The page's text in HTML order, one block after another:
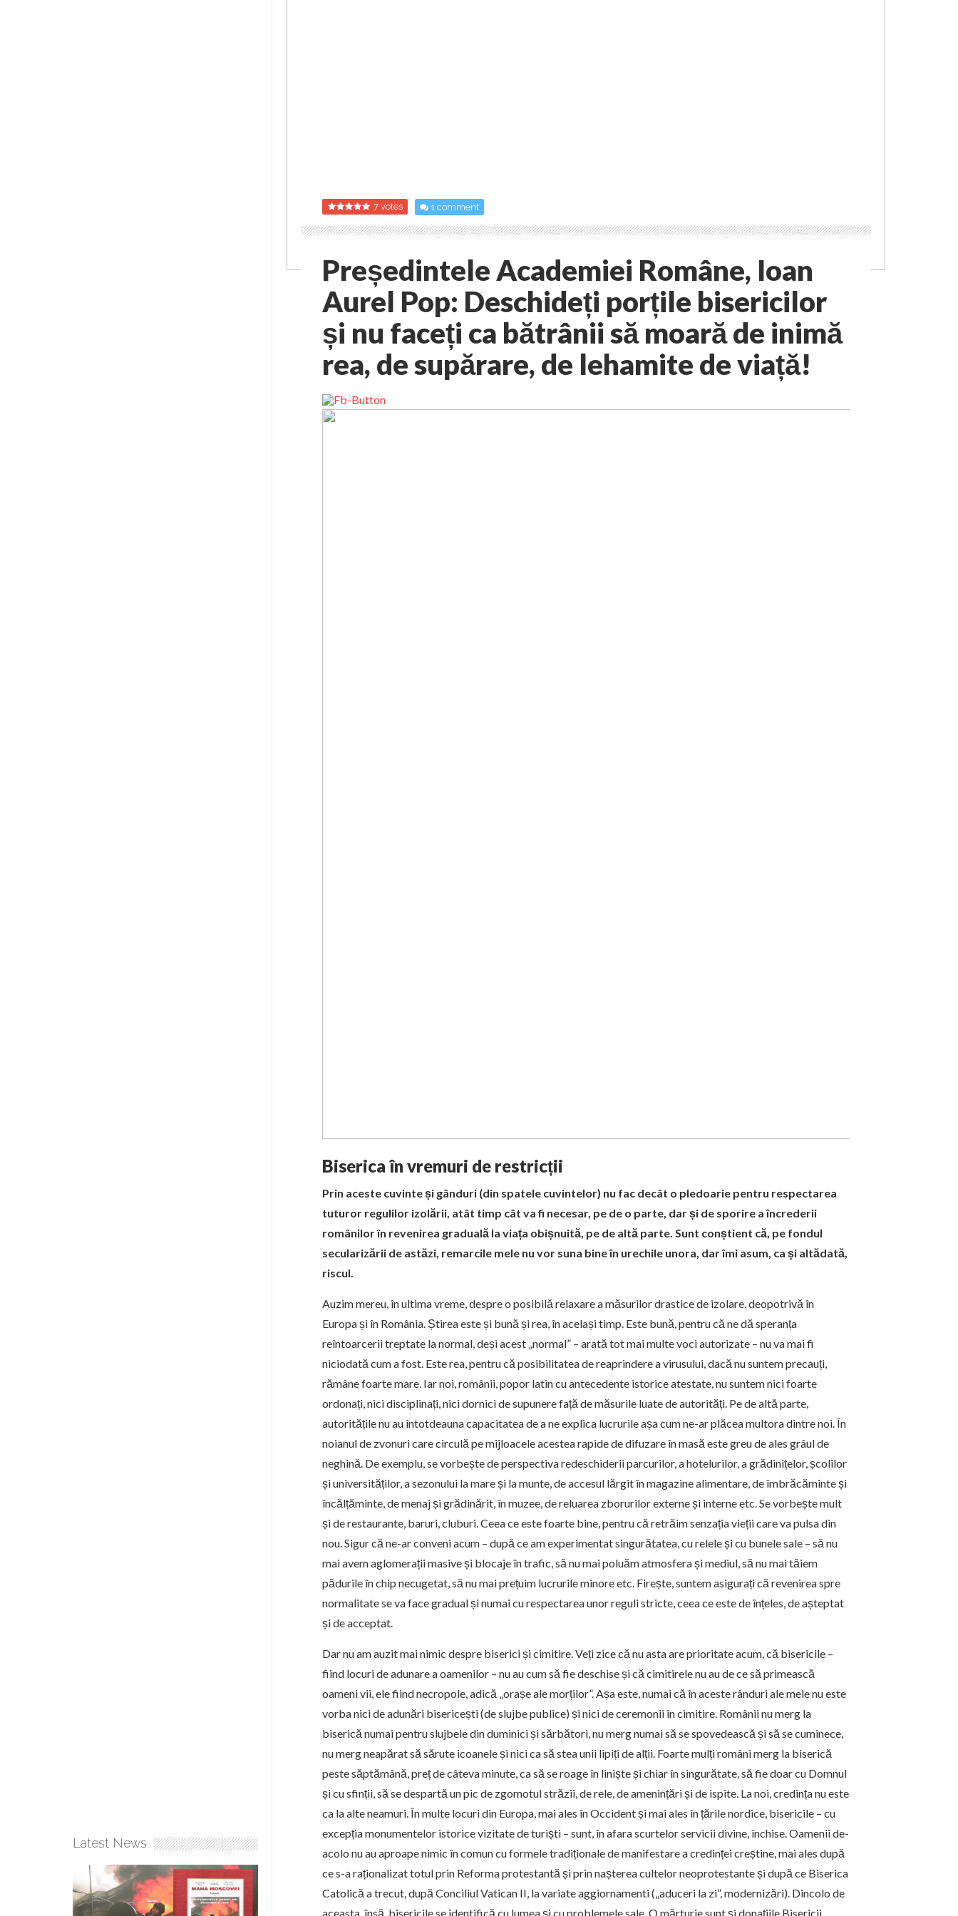
7 votes 1 comment
Președintele Academiei Române, Ioan
Aurel Pop: Deschideți porțile bisericilor
și nu faceți ca bătrânii să moară de inimă
rea, de supărare, de lehamite de viață!
Biserica în vremuri de restricții
Prin aceste cuvinte și gânduri (din spatele cuvintelor) nu fac decât o pledoarie pentru respectarea
tuturor regulilor izolării, atât timp cât va fi necesar, pe de o parte, dar și de sporire a încrederii
românilor în revenirea graduală la viața obișnuită, pe de altă parte. Sunt conștient că, pe fondul
secularizării de astăzi, remarcile mele nu vor suna bine în urechile unora, dar îmi asum, ca și altădată,
riscul.
Auzim mereu, în ultima vreme, despre o posibilă relaxare a măsurilor drastice de izolare, deopotrivă în
Europa și în România. Știrea este și bună și rea, în același timp. Este bună, pentru că ne dă speranța
reîntoarcerii treptate la normal, deși acest „normal” – arată tot mai multe voci autorizate – nu va mai fi
niciodată cum a fost. Este rea, pentru că posibilitatea de reaprindere a virusului, dacă nu suntem precauți,
rămâne foarte mare. Iar noi, românii, popor latin cu antecedente istorice atestate, nu suntem nici foarte
ordonați, nici disciplinați, nici dornici de supunere față de măsurile luate de autorități. Pe de altă parte,
autoritățile nu au întotdeauna capacitatea de a ne explica lucrurile așa cum ne-ar plăcea multora dintre noi. În
noianul de zvonuri care circulă pe mijloacele acestea rapide de difuzare în masă este greu de ales grâul de
neghină. De exemplu, se vorbește de perspectiva redeschiderii parcurilor, a hotelurilor, a grădinițelor, școlilor
și universităților, a sezonului la mare și la munte, de accesul lărgit în magazine alimentare, de îmbrăcăminte și
încălțăminte, de menaj și grădinărit, în muzee, de reluarea zborurilor externe și interne etc. Se vorbește mult
și de restaurante, baruri, cluburi. Ceea ce este foarte bine, pentru că retrăim senzația vieții care va pulsa din
nou. Sigur că ne-ar conveni acum – după ce am experimentat singurătatea, cu relele și cu bunele sale – să nu
mai avem aglomerații masive și blocaje în trafic, să nu mai poluăm atmosfera și mediul, să nu mai tăiem
pădurile în chip necugetat, să nu mai prețuim lucrurile minore etc. Firește, suntem asigurați că revenirea spre
normalitate se va face gradual și numai cu respectarea unor reguli stricte, ceea ce este de înțeles, de așteptat
și de acceptat.
Dar nu am auzit mai nimic despre biserici și cimitire. Veți zice că nu asta are prioritate acum, că bisericile –
fiind locuri de adunare a oamenilor – nu au cum să fie deschise și că cimitirele nu au de ce să primească
oameni vii, ele fiind necropole, adică „orașe ale morților”. Așa este, numai că în aceste rânduri ale mele nu este
vorba nici de adunări bisericești (de slujbe publice) și nici de ceremonii în cimitire. Românii nu merg la
biserică numai pentru slujbele din duminici și sărbători, nu merg numai să se spovedească și să se cuminece,
nu merg neapărat să sărute icoanele și nici ca să stea unii lipiți de alții. Foarte mulți români merg la biserică
peste săptămână, preț de câteva minute, ca să se roage în liniște și chiar în singurătate, să fie doar cu Domnul
și cu sfinții, să se despartă un pic de zgomotul străzii, de rele, de amenințări și de ispite. La noi, credința nu este
ca la alte neamuri. În multe locuri din Europa, mai ales în Occident și mai ales în țările nordice, bisericile – cu
excepția monumentelor istorice vizitate de turiști – sunt, în afara scurtelor servicii divine, închise. Oamenii de-
acolo nu au aproape nimic în comun cu formele tradiționale de manifestare a credinței creștine, mai ales după
ce s-a raționalizat totul prin Reforma protestantă și prin nașterea cultelor neoprotestante și după ce Biserica
Catolică a trecut, după Conciliul Vatican II, la variate aggiornamenti („aduceri la zi”, modernizări). Dincolo de
aceasta, însă, bisericile se identifică cu lumea și cu problemele sale. O mărturie sunt și donațiile Bisericii
Latest News